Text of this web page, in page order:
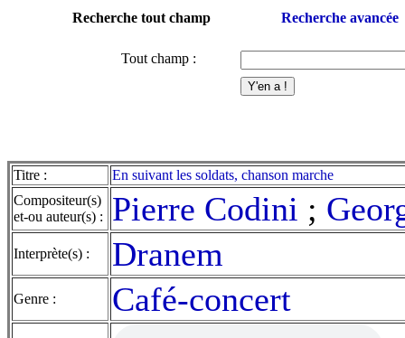
Recherche tout champ Recherche avancée
Tout champ :
Titre :
En suivant les soldats, chanson marche
Compositeur(s)
et-ou auteur(s) :
Pierre Codini ;
Interprète(s) : Dranem
Genre : Café-concert